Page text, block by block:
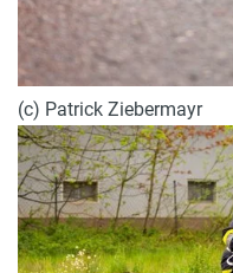
(c) Patrick Ziebermayr